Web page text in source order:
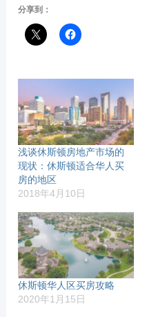
分享到：
浅谈休斯顿房地产市场的
现状：休斯顿适合华人买
房的地区
2018年4月10日
休斯顿华人区买房攻略
2020年1月15日